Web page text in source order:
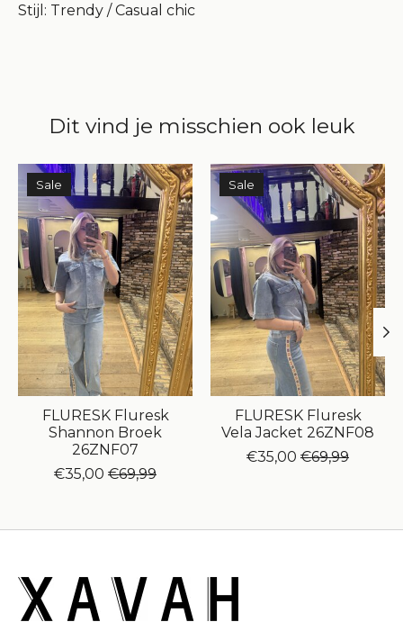
Stijl: Trendy / Casual chic
Dit vind je misschien ook leuk
Items van productcarrousel
Sale
FLURESK Fluresk
Shannon Broek
26ZNF07
€35,00 €69,99
Sale
FLURESK Fluresk
Vela Jacket 26ZNF08
€35,00 €69,99